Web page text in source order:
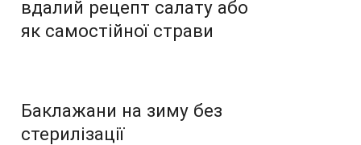
вдалий рецепт салату або
як самостійної страви
Баклажани на зиму без
стерилізації